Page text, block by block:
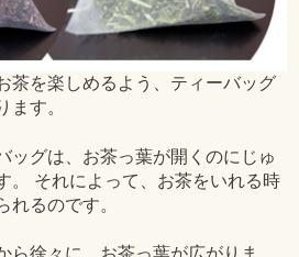
茶を楽しめるよう、ティーバッグ
ます。
ッグは、お茶っ葉が開くのにじゅ
。 それによって、お茶をいれる時
れるのです。